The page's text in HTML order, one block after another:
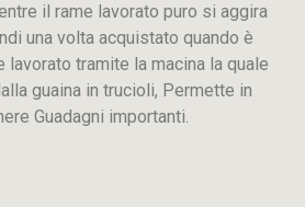
il rame lavorato puro si aggira
una volta acquistato quando è
lavorato tramite la macina la quale
guaina in trucioli, Permette in
Guadagni importanti.